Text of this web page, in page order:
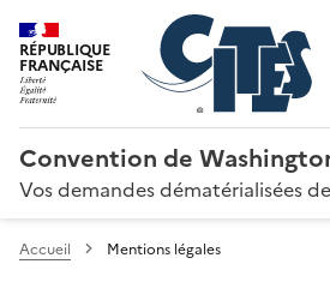
RÉPUBLIQUE
FRANÇAISE
Convention de
Vos demandes dématérialisées
Accueil Mentions légales